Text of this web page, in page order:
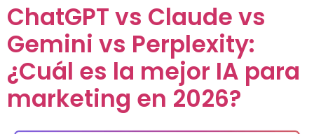
ChatGPT vs Claude vs
Gemini vs Perplexity:
¿Cuál es la mejor IA para
marketing en 2026?